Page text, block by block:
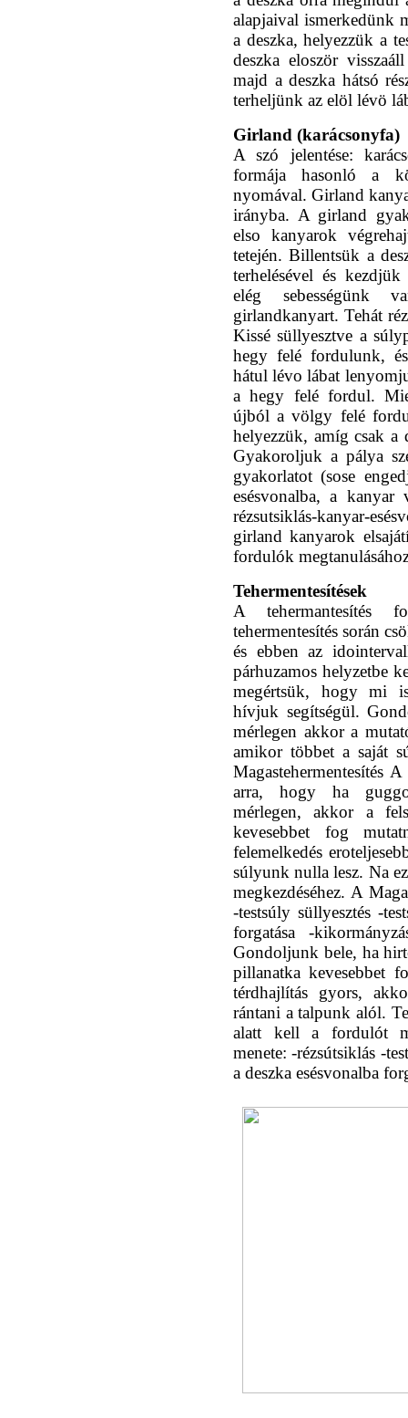
alapjaival ismerkedünk
a deszka, helyezzük a
deszka eloször
majd a deszka hátsó
terheljünk az elöl lévö
Girland (karácsonyfa)
A szó jelentése:
formája hasonló a
nyomával. Girland
irányba. A girland
elso kanyarok
tetején. Billentsük a
terhelésével és
elég sebességünk
girlandkanyart. Tehát
Kissé süllyesztve a
hegy felé fordulunk,
hátul lévo lábat
a hegy felé fordul.
újból a völgy felé
helyezzük, amíg csak a
Gyakoroljuk a pálya
gyakorlatot (sose
esésvonalba, a kanyar
rézsutsiklás-kanyar-
girland kanyarok
fordulók
Tehermentesítések
A tehermantesítés
tehermentesítés során
és ebben az
párhuzamos helyzetbe
megértsük, hogy mi is
hívjuk segítségül.
mérlegen akkor a
amikor többet a saját
Magastehermentesítés
arra, hogy ha
mérlegen, akkor a
kevesebbet fog
felemelkedés
súlyunk nulla lesz. Na
megkezdéséhez. A
-testsúly süllyesztés -
forgatása -
Gondoljunk bele, ha
pillanatka kevesebbet
térdhajlítás gyors,
rántani a talpunk alól.
alatt kell a fordulót
menete: -rézsútsiklás -
a deszka esésvonalba